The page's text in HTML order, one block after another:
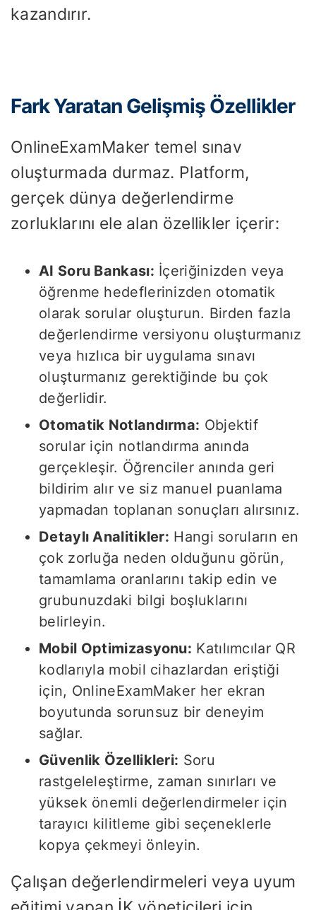
kazandırır.
Fark Yaratan Gelişmiş Özellikler
OnlineExamMaker temel sınav
oluşturmada durmaz. Platform,
gerçek dünya değerlendirme
zorluklarını ele alan özellikler içerir:
AI Soru Bankası: İçeriğinizden veya
öğrenme hedeflerinizden otomatik
olarak sorular oluşturun. Birden fazla
değerlendirme versiyonu oluşturmanız
veya hızlıca bir uygulama sınavı
oluşturmanız gerektiğinde bu çok
değerlidir.
Otomatik Notlandırma: Objektif
sorular için notlandırma anında
gerçekleşir. Öğrenciler anında geri
bildirim alır ve siz manuel puanlama
yapmadan toplanan sonuçları alırsınız.
Detaylı Analitikler: Hangi soruların en
çok zorluğa neden olduğunu görün,
tamamlama oranlarını takip edin ve
grubunuzdaki bilgi boşluklarını
belirleyin.
Mobil Optimizasyonu: Katılımcılar QR
kodlarıyla mobil cihazlardan eriştiği
için, OnlineExamMaker her ekran
boyutunda sorunsuz bir deneyim
sağlar.
Güvenlik Özellikleri: Soru
rastgeleleştirme, zaman sınırları ve
yüksek önemli değerlendirmeler için
tarayıcı kilitleme gibi seçeneklerle
kopya çekmeyi önleyin.
Çalışan değerlendirmeleri veya uyum